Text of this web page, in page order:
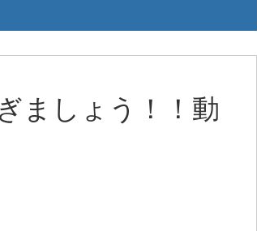
ましょう！！動